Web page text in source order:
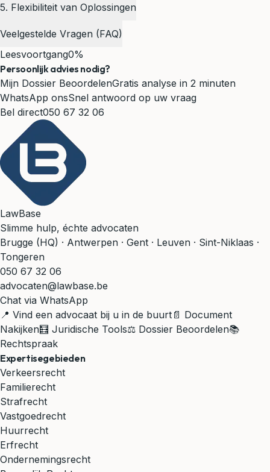
5. Flexibiliteit van Oplossingen
Veelgestelde Vragen (FAQ)
Leesvoortgang0%
Persoonlijk advies nodig?
Mijn Dossier BeoordelenGratis analyse in 2 minuten
WhatsApp onsSnel antwoord op uw vraag
Bel direct050 67 32 06
LawBase
Slimme hulp, échte advocaten
Brugge (HQ) · Antwerpen · Gent · Leuven · Sint-Niklaas ·
Tongeren
050 67 32 06
advocaten@lawbase.be
Chat via WhatsApp
📍 Vind een advocaat bij u in de buurt 📄 Document
Nakijken🧮 Juridische Tools⚖️ Dossier Beoordelen📚
Rechtspraak
Expertisegebieden
Verkeersrecht
Familierecht
Strafrecht
Vastgoedrecht
Huurrecht
Erfrecht
Ondernemingsrecht